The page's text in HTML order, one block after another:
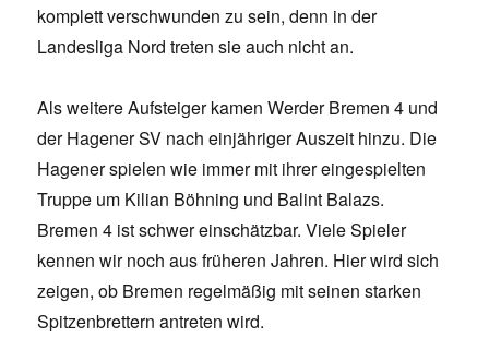
komplett verschwunden zu sein, denn in der
Landesliga Nord treten sie auch nicht an.
Als weitere Aufsteiger kamen Werder Bremen 4 und
der Hagener SV nach einjähriger Auszeit hinzu. Die
Hagener spielen wie immer mit ihrer eingespielten
Truppe um Kilian Böhning und Balint Balazs.
Bremen 4 ist schwer einschätzbar. Viele Spieler
kennen wir noch aus früheren Jahren. Hier wird sich
zeigen, ob Bremen regelmäßig mit seinen starken
Spitzenbrettern antreten wird.